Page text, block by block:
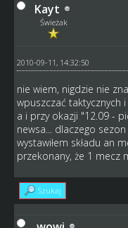
Kayt
Świeżak
2010-09-11, 14:32:50
nie wiem, nigdzie nie
wpuszczać taktycznych i
a i przy okazji "12.09 -
newsa... dlaczego
wystawiłem składu an
przekonany, że 1 mecz
Szukaj